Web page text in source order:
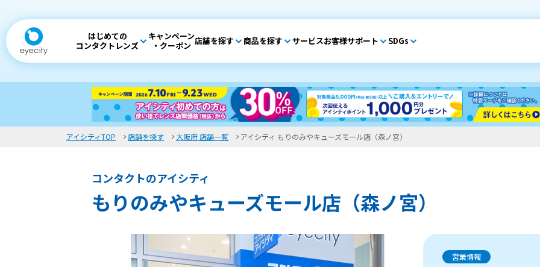
はじめての
コンタクトレンズ
キャンペーン
・クーポン 店舗を探す 商品を探す サービスお客様サポート SDGs
アイシティTOP 店舗を探す 大阪府 店舗一覧 アイシティ もりのみやキューズモール店（森ノ宮）
コンタクトのアイシティ
もりのみやキューズモール店（森ノ宮）
営業情報